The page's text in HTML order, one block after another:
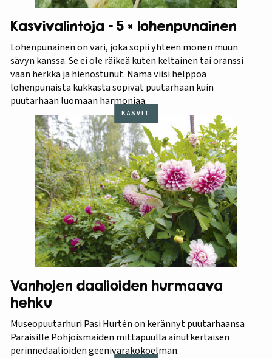
Kasvivalintoja – 5 × lohenpunainen
Lohenpunainen on väri, joka sopii yhteen monen muun
sävyn kanssa. Se ei ole räikeä kuten keltainen tai oranssi
vaan herkkä ja hienostunut. Nämä viisi helppoa
lohenpunaista kukkasta sopivat puutarhaan kuin
puutarhaan luomaan harmoniaa.
KASVIT
Vanhojen daalioiden hurmaava
hehku
Museopuutarhuri Pasi Hurtén on kerännyt puutarhaansa
Paraisille Pohjoismaiden mittapuulla ainutkertaisen
perinnedaalioiden geenivarakokoelman.